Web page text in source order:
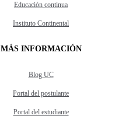
Educación continua
Instituto Continental
MÁS INFORMACIÓN
Blog UC
Portal del postulante
Portal del estudiante